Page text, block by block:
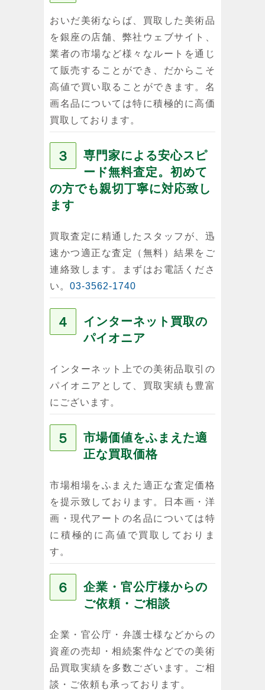
おいだ美術ならば、買取した美術品
を銀座の店舗、弊社ウェブサイト、
業者の市場など様々なルートを通じ
て販売することができ、だからこそ
高値で買い取ることができます。名
画名品については特に積極的に高価
買取しております。
３
専門家による安心スピ
ード無料査定。初めて
の方でも親切丁寧に対応致し
ます
買取査定に精通したスタッフが、迅
速かつ適正な査定（無料）結果をご
連絡致します。まずはお電話くださ
い。 03-3562-1740
４
インターネット買取の
パイオニア
インターネット上での美術品取引の
パイオニアとして、買取実績も豊富
にございます。
５
市場価値をふまえた適
正な買取価格
市場相場をふまえた適正な査定価格
を提示致しております。日本画・洋
画・現代アートの名品については特
に積極的に高値で買取しておりま
す。
６
企業・官公庁様からの
ご依頼・ご相談
企業・官公庁・弁護士様などからの
資産の売却・相続案件などでの美術
品買取実績を多数ございます。ご相
談・ご依頼も承っております。